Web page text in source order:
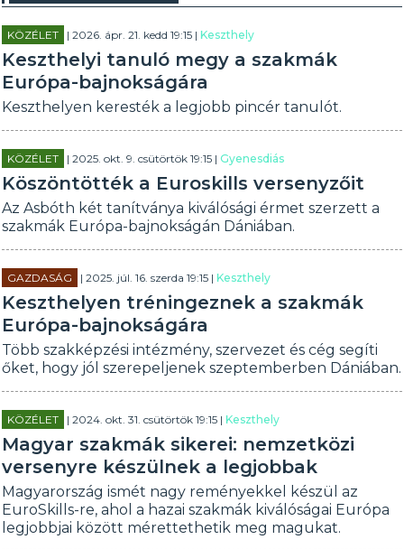
KÖZÉLET | 2026. ápr. 21. kedd 19:15 |Keszthely
Keszthelyi tanuló megy a szakmák
Európa-bajnokságára
Keszthelyen keresték a legjobb pincér tanulót.
KÖZÉLET | 2025. okt. 9. csütörtök 19:15 |Gyenesdiás
Köszöntötték a Euroskills versenyzőit
Az Asbóth két tanítványa kiválósági érmet szerzett a
szakmák Európa-bajnokságán Dániában.
GAZDASÁG | 2025. júl. 16. szerda 19:15 |Keszthely
Keszthelyen tréningeznek a szakmák
Európa-bajnokságára
Több szakképzési intézmény, szervezet és cég segíti
őket, hogy jól szerepeljenek szeptemberben Dániában.
KÖZÉLET | 2024. okt. 31. csütörtök 19:15 |Keszthely
Magyar szakmák sikerei: nemzetközi
versenyre készülnek a legjobbak
Magyarország ismét nagy reményekkel készül az
EuroSkills-re, ahol a hazai szakmák kiválóságai Európa
legjobbjai között mérettethetik meg magukat.